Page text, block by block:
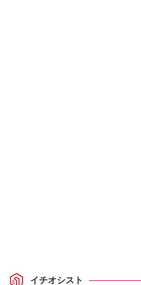
イチオシスト